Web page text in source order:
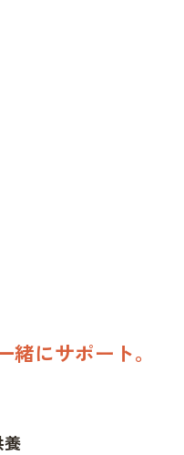
にサポート。
養